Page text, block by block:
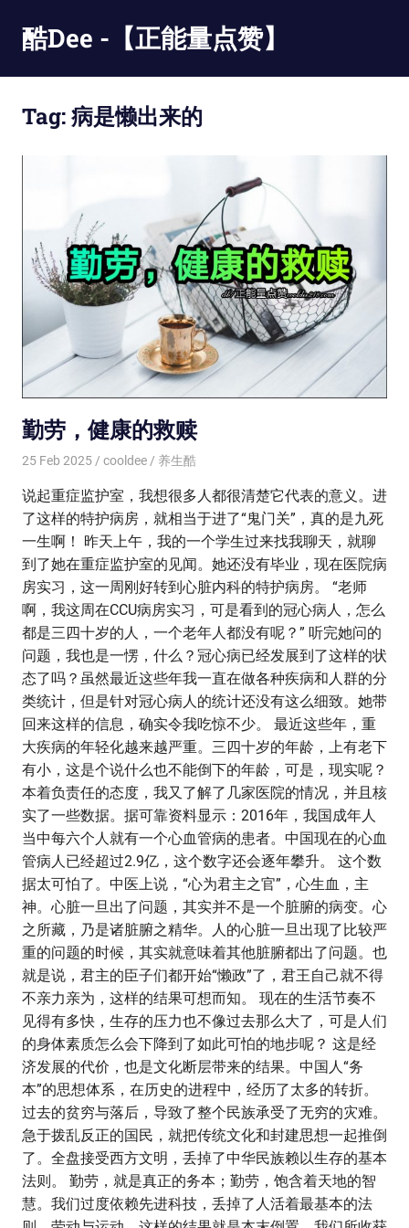
content
酷Dee -【正能量点赞】
最
Tag:病是懒出来的
勤劳，健康的救赎
25 Feb 2025 cooldee 养生酷
说起重症监护室，我想很多人都很清楚它代表的意义。进
了这样的特护病房，就相当于进了“鬼门关”，真的是九死
一生啊！ 昨天上午，我的一个学生过来找我聊天，就聊
到了她在重症监护室的见闻。她还没有毕业，现在医院病
房实习，这一周刚好转到心脏内科的特护病房。 “老师
啊，我这周在CCU病房实习，可是看到的冠心病人，怎么
都是三四十岁的人，一个老年人都没有呢？” 听完她问的
问题，我也是一愣，什么？冠心病已经发展到了这样的状
态了吗？虽然最近这些年我一直在做各种疾病和人群的分
类统计，但是针对冠心病人的统计还没有这么细致。她带
回来这样的信息，确实令我吃惊不少。 最近这些年，重
大疾病的年轻化越来越严重。三四十岁的年龄，上有老下
有小，这是个说什么也不能倒下的年龄，可是，现实呢？
本着负责任的态度，我又了解了几家医院的情况，并且核
实了一些数据。据可靠资料显示：2016年，我国成年人
当中每六个人就有一个心血管病的患者。中国现在的心血
管病人已经超过2.9亿，这个数字还会逐年攀升。 这个数
据太可怕了。中医上说，“心为君主之官”，心生血，主
神。心脏一旦出了问题，其实并不是一个脏腑的病变。心
之所藏，乃是诸脏腑之精华。人的心脏一旦出现了比较严
重的问题的时候，其实就意味着其他脏腑都出了问题。也
就是说，君主的臣子们都开始“懒政”了，君王自己就不得
不亲力亲为，这样的结果可想而知。 现在的生活节奏不
见得有多快，生存的压力也不像过去那么大了，可是人们
的身体素质怎么会下降到了如此可怕的地步呢？ 这是经
济发展的代价，也是文化断层带来的结果。中国人“务
本”的思想体系，在历史的进程中，经历了太多的转折。
过去的贫穷与落后，导致了整个民族承受了无穷的灾难。
急于拨乱反正的国民，就把传统文化和封建思想一起推倒
了。全盘接受西方文明，丢掉了中华民族赖以生存的基本
法则。 勤劳，就是真正的务本；勤劳，饱含着天地的智
慧。我们过度依赖先进科技，丢掉了人活着最基本的法